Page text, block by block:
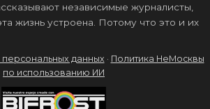
независимые журналисты,
жизнь устроена. Потому что это и их
данных · Политика НеМосквы
по использованию ИИ